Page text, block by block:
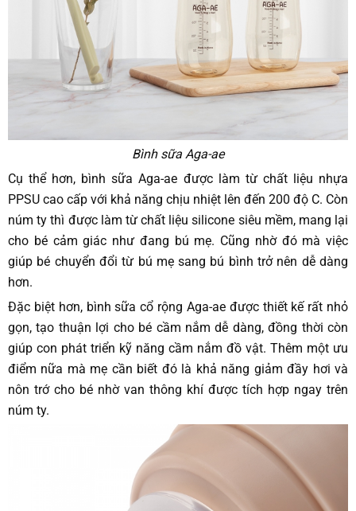
Bình sữa Aga-ae
Cụ thể hơn, bình sữa Aga-ae được làm từ chất liệu nhựa
PPSU cao cấp với khả năng chịu nhiệt lên đến 200 độ C. Còn
núm ty thì được làm từ chất liệu silicone siêu mềm, mang lại
cho bé cảm giác như đang bú mẹ. Cũng nhờ đó mà việc
giúp bé chuyển đổi từ bú mẹ sang bú bình trở nên dễ dàng
hơn.
Đặc biệt hơn, bình sữa cổ rộng Aga-ae được thiết kế rất nhỏ
gọn, tạo thuận lợi cho bé cầm nắm dễ dàng, đồng thời còn
giúp con phát triển kỹ năng cầm nắm đồ vật. Thêm một ưu
điểm nữa mà mẹ cần biết đó là khả năng giảm đầy hơi và
nôn trớ cho bé nhờ van thông khí được tích hợp ngay trên
núm ty.